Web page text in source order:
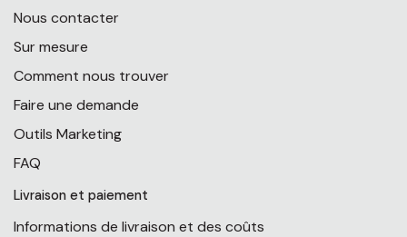
Nous contacter
Sur mesure
Comment nous trouver
Faire une demande
Outils Marketing
FAQ
Livraison et paiement
Informations de livraison et des coûts